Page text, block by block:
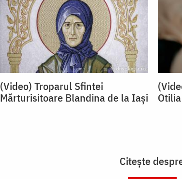
(Video) Troparul Sfintei
Mărturisitoare Blandina de la Iași
Citește